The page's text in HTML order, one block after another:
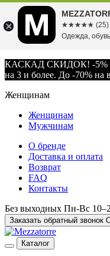
КАСКАД СКИДОК! -5% на
на 3 и более. До -70% на
Женщинам
Женщинам
Мужчинам
О бренде
Доставка и оплата
Возврат
FAQ
Контакты
Без выходных Пн-Вс
Заказать обратный звонок
Каталог
☆☆☆☆☆
★★★★★ (25)
Одежда,